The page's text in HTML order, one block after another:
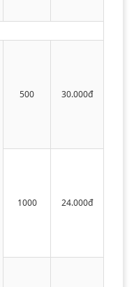
500 30.000đ
1000 24.000đ